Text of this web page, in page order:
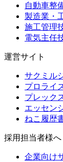
自動車整
製造業・
施工管理
電気主任
運営サイト
サクミル
プロライ
プレック
エッセン
ねこ履歴
採用担当者様へ
企業向け